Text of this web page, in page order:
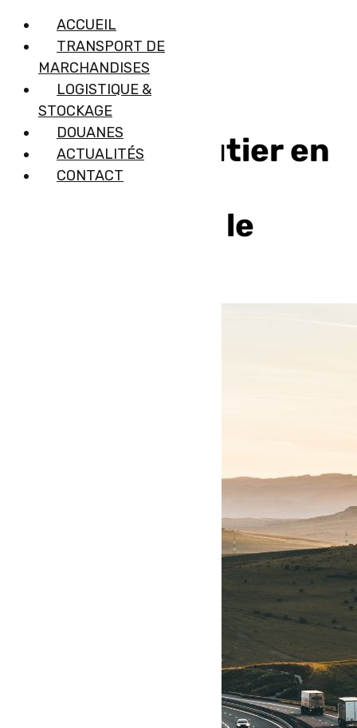
Transport routier en
Europe : des
livraisons sur le
ACCUEIL
TRANSPORT DE
MARCHANDISES
LOGISTIQUE &
STOCKAGE
DOUANES
ACTUALITÉS
CONTACT